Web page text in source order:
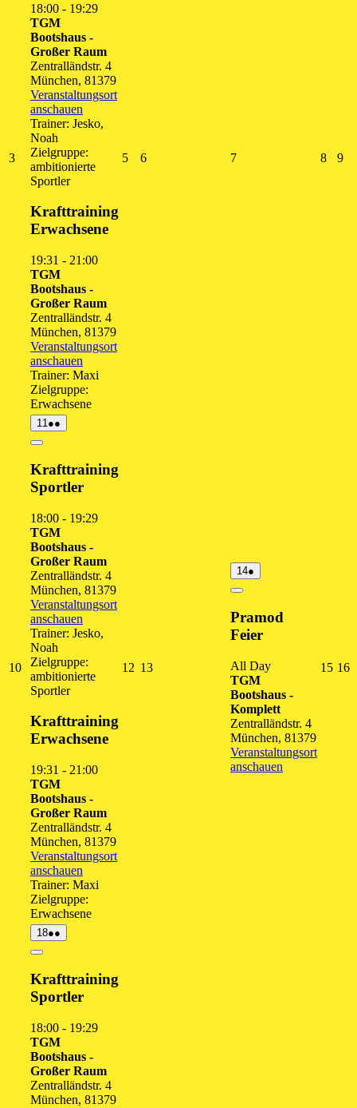
33.
August
2026
18:00 - 19:29
TGM
Bootshaus -
Großer Raum
Zentralländstr. 4
München, 81379
Veranstaltungsort
anschauen
Trainer: Jesko,
Noah
Zielgruppe:
ambitionierte
Sportler
Krafttraining
Erwachsene
19:31 - 21:00
TGM
Bootshaus -
Großer Raum
Zentralländstr. 4
München, 81379
Veranstaltungsort
anschauen
Trainer: Maxi
Zielgruppe:
Erwachsene
55.
66.
77.
88.
99.
1010.
August
2026
1111.
August
●●
Veranstaltungen)
Close
Krafttraining
Sportler
18:00 - 19:29
TGM
Bootshaus -
Großer Raum
Zentralländstr. 4
München, 81379
Veranstaltungsort
anschauen
Trainer: Jesko,
Noah
Zielgruppe:
ambitionierte
Sportler
Krafttraining
Erwachsene
19:31 - 21:00
TGM
Bootshaus -
Großer Raum
Zentralländstr. 4
München, 81379
Veranstaltungsort
anschauen
Trainer: Maxi
Zielgruppe:
Erwachsene
12 12.
1313.
1414.
August
●
Veranstaltung)
Close
Pramod
Feier
All Day
TGM
Bootshaus -
Komplett
Zentralländstr. 4
München, 81379
Veranstaltungsort
anschauen
1515.
16
1818.
August
●●
Veranstaltungen)
Close
Krafttraining
Sportler
18:00 - 19:29
TGM
Bootshaus -
Großer Raum
Zentralländstr. 4
München, 81379